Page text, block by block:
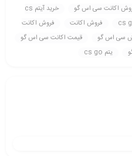
اکانت سی اس گو
خرید آیتم cs
فروش اکانت
فروش اکانت
سی اس گو
قيمت اکانت سی اس گو
یتم cs go